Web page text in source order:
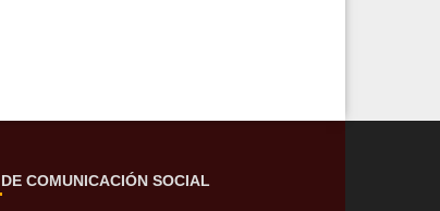
COMUNICACIÓN SOCIAL